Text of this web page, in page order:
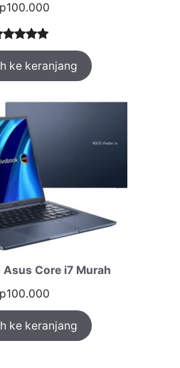
100.000
dari 5
penilaian
ke keranjang
Asus Core i7 Murah
100.000
ke keranjang